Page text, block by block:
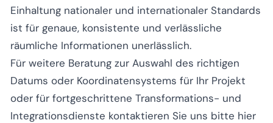
Einhaltung nationaler und internationaler Standards
ist für genaue, konsistente und verlässliche
räumliche Informationen unerlässlich.
Für weitere Beratung zur Auswahl des richtigen
Datums oder Koordinatensystems für Ihr Projekt
oder für fortgeschrittene Transformations- und
Integrationsdienste kontaktieren Sie uns bitte hier